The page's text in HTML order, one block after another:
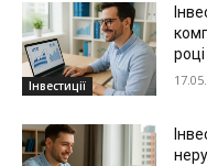
Інвестиції
році